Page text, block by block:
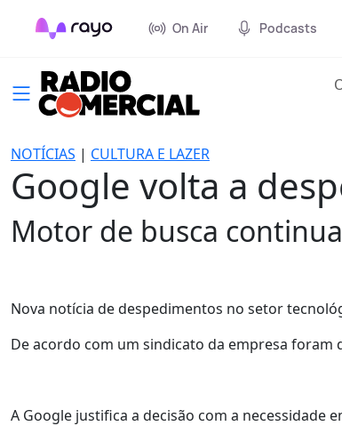
On Air Podcasts
NOTÍCIAS | CULTURA E LAZER
Google volta a
Motor de busca
Nova notícia de despedimentos no setor
De acordo com um sindicato da empresa
A Google justifica a decisão com a necessidade